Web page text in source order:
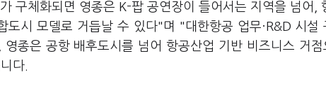
구체화되면 영종은 K-팝 공연장이 들어서는 지역을 넘어,
도시 모델로 거듭날 수 있다"며 "대한항공 업무·R&D 시설
종은 공항 배후도시를 넘어 항공산업 기반 비즈니스 거
다.